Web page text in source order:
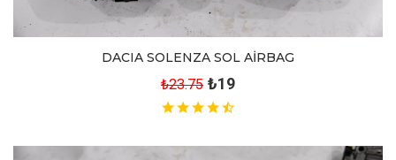
DACIA SOLENZA SOL AİRBAG
₺23.75 ₺19